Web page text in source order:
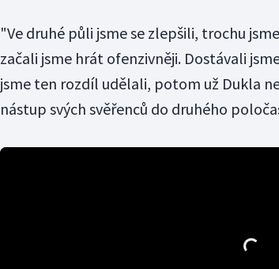
"Ve druhé půli jsme se zlepšili, trochu
začali jsme hrát ofenzivněji. Dostávali
jsme ten rozdíl udělali, potom už Dukla
nástup svých svěřenců do druhého